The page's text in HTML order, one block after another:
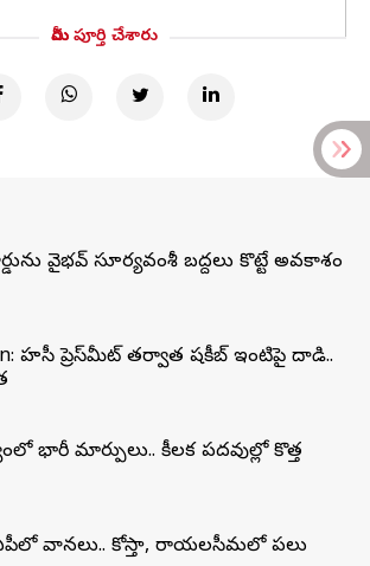
మీరు పూర్తి చేశారు
వైభవ్ సూర్యవంశీ బద్దలు కొట్టే అవకాశం
హసీనా ప్రెస్‌మీట్‌ తర్వాత షకీబ్‌ ఇంటిపై దాడి..
భారీ మార్పులు.. కీలక పదవుల్లో కొత్త
ఏపీలో వానలు.. కోస్తా, రాయలసీమలో పలు